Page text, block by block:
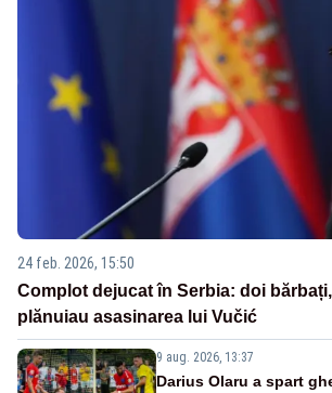
24 feb. 2026, 15:50
Complot dejucat în Serbia: doi
plănuiau asasinarea lui Vučić
9 aug. 2026, 13:37
Darius Olaru a spart